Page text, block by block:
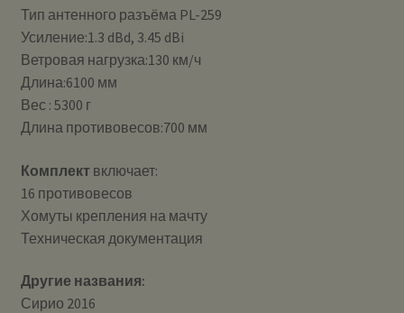
Тип антенного разъёма PL-259
Усиление:1.3 dBd, 3.45 dBi
Ветровая нагрузка:130 км/ч
Длина:6100 мм
Вес : 5300 г
Длина противовесов:700 мм
Комплектвключает:
16 противовесов
Хомуты крепления на мачту
Техническая документация
Другие названия:
Сирио 2016